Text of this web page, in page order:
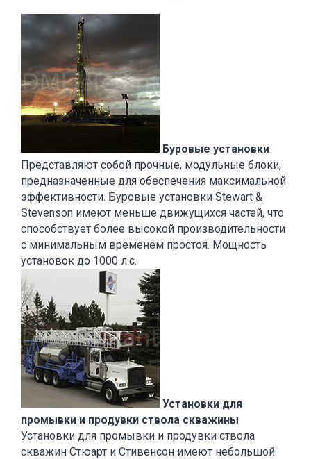
Буровые установки
Представляют собой прочные, модульные блоки,
предназначенные для обеспечения максимальной
эффективности. Буровые установки Stewart &
Stevenson имеют меньше движущихся частей, что
способствует более высокой производительности
с минимальным временем простоя. Мощность
установок до 1000 л.с.
Установки для
промывки и продувки ствола скважины
Установки для промывки и продувки ствола
скважин Стюарт и Стивенсон имеют небольшой